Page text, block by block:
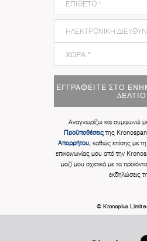
ΕΓΓΡΑΦΕΊΤΕ ΣΤΟ
ΔΕΛΤΊΟ
Αναγνωρίζω και συμφωνώ
Προϋποθέσειςτης Kronospan
Απορρήτου,καθώς επίσης με τη
επικοινωνίας μου από την
μαζί μου σχετικά με τα
εκδηλώσεις
© Kronoplus